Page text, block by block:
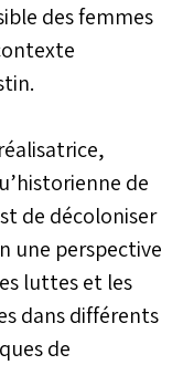
des femmes
de
de décoloniser
une perspective
luttes et les
dans différents
de